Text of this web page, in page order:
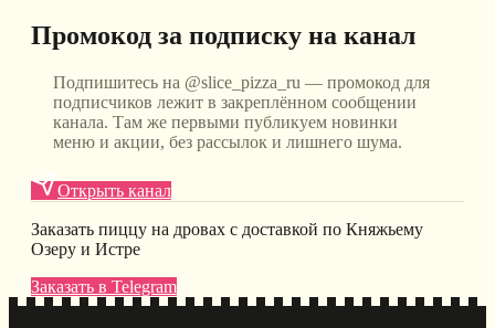
Промокод за подписку на канал
Подпишитесь на @slice_pizza_ru — промокод для
подписчиков лежит в закреплённом сообщении
канала. Там же первыми публикуем новинки
меню и акции, без рассылок и лишнего шума.
Открыть канал
Заказать пиццу на дровах с доставкой по Княжьему
Озеру и Истре
Заказать в Telegram